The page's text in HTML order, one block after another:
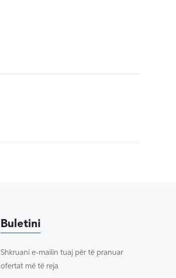
Buletini
Shkruani e-mailin tuaj për të pranuar
ofertat më të reja